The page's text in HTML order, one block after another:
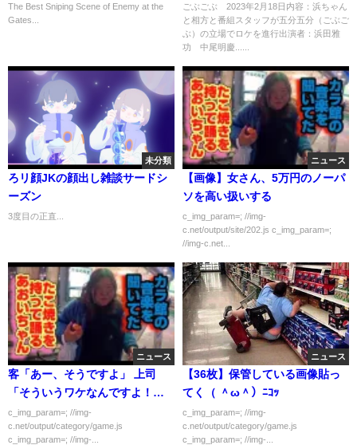
The Best Sniping Scene of Enemy at the
Gates...
ごぶごぶ 2023年2月18日内容：浜ちゃん
と相方と番組スタッフが五分五分（ごぶご
ぶ）の立場でロケを進行出演者：浜田雅
功 中尾明慶......
未分類
ろリ顔JKの顔出し雑談サードシ
ーズン
3度目の正直...
ニュース
【画像】女さん、5万円のノーパ
ソを高い扱いする
c_img_param=; //img-
c.net/output/site/202.js c_img_param=;
//img-c.net...
ニュース
客「あー、そうですよ」 上司
「そういうワケなんですよ！ハ
ッハッハ」 営業ワイ（次のアポ
が…）
c_img_param=; //img-
c.net/output/category/game.js
c_img_param=; //img-...
ニュース
【36枚】保管している画像貼っ
てく（ ＾ω＾）ﾆｺｯ
c_img_param=; //img-
c.net/output/category/game.js
c_img_param=; //img-...